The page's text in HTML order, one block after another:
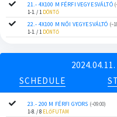
21.- 4X100 M FÉRFI VEGYESVÁLTÓ
1-1. / 1 DÖNTŐ
22.- 4X100 M NŐI VEGYESVÁLTÓ
1-1. / 1 DÖNTŐ
SCHEDULE
23.- 200 M FÉRFI GYORS (~09:00)
1-8. / 8 ELŐFUTAM